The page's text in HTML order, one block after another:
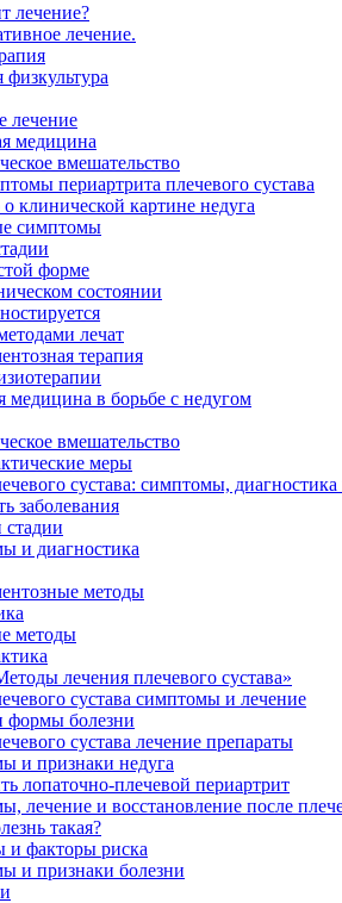
лечение?
лечение.
физкультура
лечение
медицина
вмешательство
периартрита плечевого сустава
клинической картине недуга
симптомы
форме
состоянии
лечат
терапия
медицина в борьбе с недугом
вмешательство
меры
сустава: симптомы,
заболевания
и диагностика
методы
методы
лечения плечевого сустава»
сустава симптомы и лечение
формы болезни
сустава лечение препараты
и признаки недуга
лопаточно-плечевой периартрит
лечение и восстановление после
такая?
факторы риска
и признаки болезни